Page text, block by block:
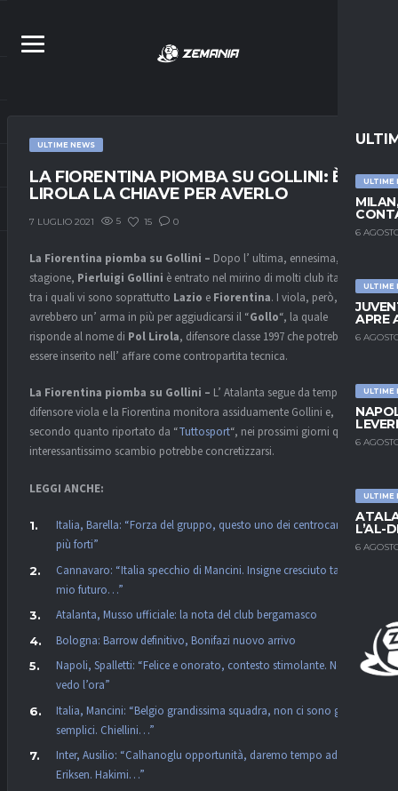
ULTIME
6
ULTIME
APRE
6
ULTIME
6
ULTIME
L’AL-
6
ULTIME NEWS
LA FIORENTINA PIOMBA SU GOLLINI: È
LIROLA LA CHIAVE PER AVERLO
7 LUGLIO 2021 5 15 0
La Fiorentina piomba su Gollini – Dopo l’ ultima, ennesima, bella
stagione, Pierluigi Gollini è entrato nel mirino di molti club italiani,
tra i quali vi sono soprattutto Lazio e Fiorentina. I viola, però,
avrebbero un’ arma in più per aggiudicarsi il “Gollo“, la quale
risponde al nome di Pol Lirola, difensore classe 1997 che potrebbe
essere inserito nell’ affare come contropartita tecnica.
La Fiorentina piomba su Gollini – L’ Atalanta segue da tempo il
difensore viola e la Fiorentina monitora assiduamente Gollini e,
secondo quanto riportato da “Tuttosport“, nei prossimi giorni questo
interessantissimo scambio potrebbe concretizzarsi.
LEGGI ANCHE:
Italia, Barella: “Forza del gruppo, questo uno dei centrocampi
più forti”
Cannavaro: “Italia specchio di Mancini. Insigne cresciuto tanto, il
mio futuro…”
Atalanta, Musso ufficiale: la nota del club bergamasco
Bologna: Barrow definitivo, Bonifazi nuovo arrivo
Napoli, Spalletti: “Felice e onorato, contesto stimolante. Non
vedo l’ora”
Italia, Mancini: “Belgio grandissima squadra, non ci sono gare
semplici. Chiellini…”
Inter, Ausilio: “Calhanoglu opportunità, daremo tempo ad
Eriksen. Hakimi…”